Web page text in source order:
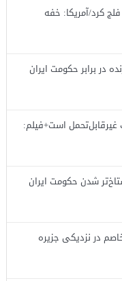
کرد/آمریکا: خفه
در برابر حکومت ایران
غیرقابل‌تحمل است+فیلم:
شدن حکومت ایران
در نزدیکی جزیره